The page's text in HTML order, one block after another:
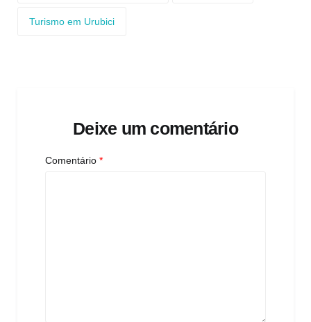
Turismo em Urubici
Deixe um comentário
Comentário *